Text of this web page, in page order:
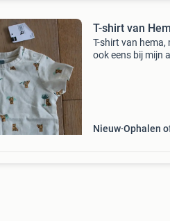
T-shirt van
T-shirt van
ook eens bij mijn
Nieuw Ophalen